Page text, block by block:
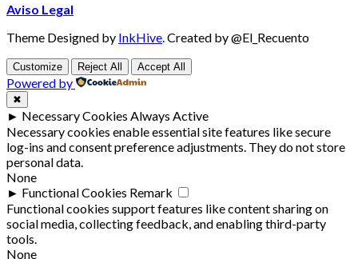
Aviso Legal
Theme Designed by InkHive Created by @El_Recuento
Customize Reject All Accept All
Powered by
✖
► Necessary Cookies Always Active
Necessary cookies enable essential site features like secure
log-ins and consent preference adjustments. They do not store
personal data.
None
► Functional Cookies Remark
Functional cookies support features like content sharing on
social media, collecting feedback, and enabling third-party
tools.
None